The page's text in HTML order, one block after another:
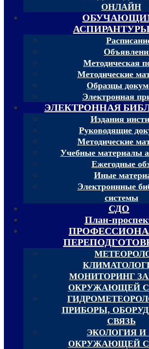
ОНЛАЙН
Методическая
Методические
Образцы
Электронная
ЭЛЕКТРОННАЯ
Издания
Руководящие
Методические
Учебные материалы
Ежегодные
Иные
Электроннные
системы
СДО
План-
МОНИТОРИНГ
ОКРУЖАЮЩЕЙ
ПРИБОРЫ,
СВЯЗЬ
ЭКОЛОГИЯ И
ОКРУЖАЮЩЕЙ